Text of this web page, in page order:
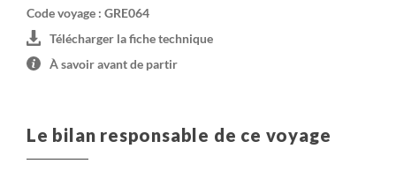
Code voyage : GRE064
Télécharger la fiche technique
À savoir avant de partir
Le bilan responsable de ce voyage